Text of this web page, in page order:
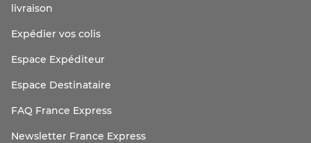
livraison
Expédier vos colis
Espace Expéditeur
Espace Destinataire
FAQ France Express
Newsletter France Express